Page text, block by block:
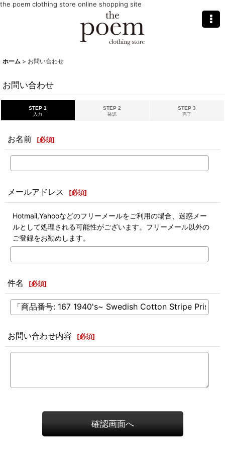
the poem clothing store online shopping site
ホーム > お問い合わせ
お問い合わせ
STEP 1
入力
STEP 2
確認
STEP 3
完了
お名前 [必須]
メールアドレス [必須]
Hotmail,Yahooなどのフリーメールをご利用の場合、迷惑メー
ルとして処理される可能性がございます。フリーメール以外の
ご登録をお勧めします。
件名 [必須]
お問い合わせ内容 [必須]
確認画面へ